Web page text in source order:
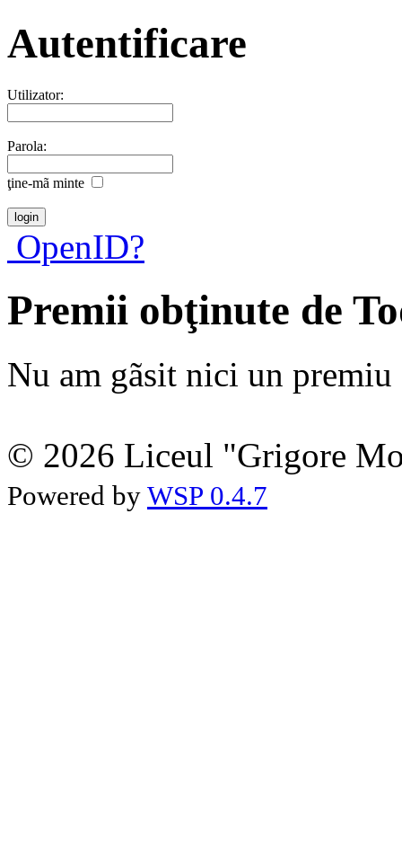
Autentificare
Utilizator:
Parola:
ţine-mã minte
OpenID?
Premii obţinute de
Nu am gãsit nici un premiu
© 2026 Liceul "Grigore
Powered by WSP 0.4.7